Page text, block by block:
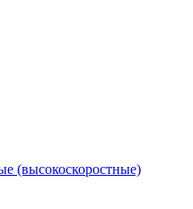
(высокоскоростные)